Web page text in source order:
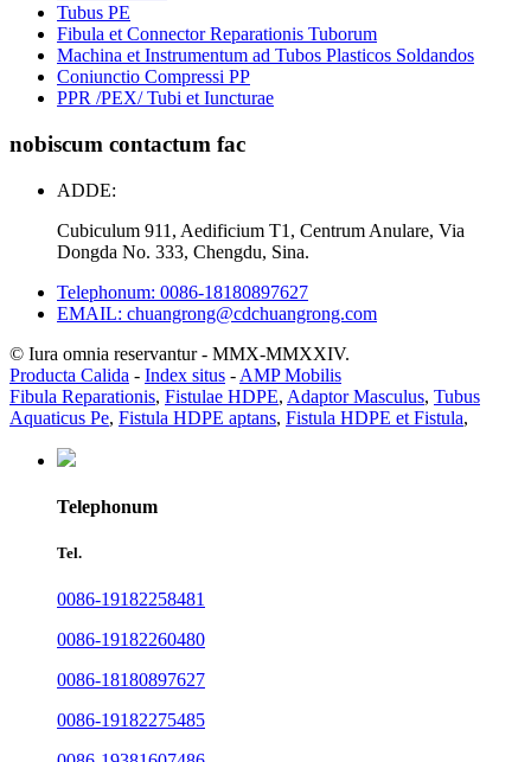
Tubus PE
Fibula et Connector Reparationis Tuborum
Machina et Instrumentum ad Tubos Plasticos Soldandos
Coniunctio Compressi PP
PPR /PEX/ Tubi et Iuncturae
nobiscum contactum fac
ADDE:
Cubiculum 911, Aedificium T1, Centrum Anulare, Via
Dongda No. 333, Chengdu, Sina.
Telephonum: 0086-18180897627
EMAIL: chuangrong@cdchuangrong.com
© Iura omnia reservantur - MMX-MMXXIV.
Producta Calida - Index situs - AMP Mobilis
Fibula Reparationis, Fistulae HDPE, Adaptor Masculus, Tubus
Aquaticus Pe, Fistula HDPE aptans, Fistula HDPE et Fistula,
Telephonum
Tel.
0086-19182258481
0086-19182260480
0086-18180897627
0086-19182275485